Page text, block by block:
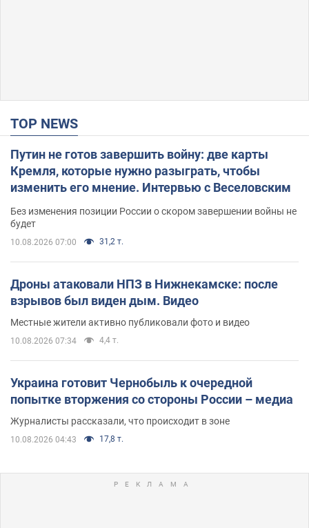
TOP NEWS
Путин не готов завершить войну: две карты
Кремля, которые нужно разыграть, чтобы
изменить его мнение. Интервью с Веселовским
Без изменения позиции России о скором завершении войны не
будет
10.08.2026 07:00 31,2 т.
Дроны атаковали НПЗ в Нижнекамске: после
взрывов был виден дым. Видео
Местные жители активно публиковали фото и видео
10.08.2026 07:34 4,4 т.
Украина готовит Чернобыль к очередной
попытке вторжения со стороны России – медиа
Журналисты рассказали, что происходит в зоне
10.08.2026 04:43 17,8 т.